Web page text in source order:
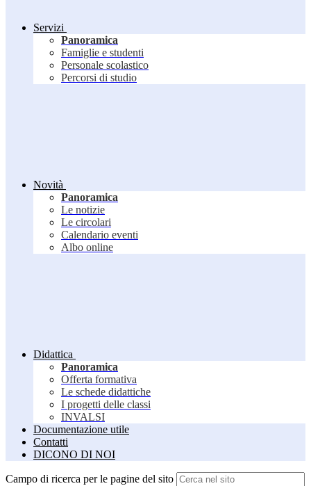
Servizi
Panoramica
Famiglie e studenti
Personale scolastico
Percorsi di studio
Novità
Panoramica
Le notizie
Le circolari
Calendario eventi
Albo online
Didattica
Panoramica
Offerta formativa
Le schede didattiche
I progetti delle classi
INVALSI
Documentazione utile
Contatti
DICONO DI NOI
Campo di ricerca per le pagine del sito